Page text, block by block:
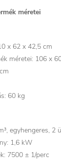
méretei
x 62 x 42,5 cm
méretei: 106 x
60 kg
egyhengeres, 2
1,6 kW
7500 ± 1/perc